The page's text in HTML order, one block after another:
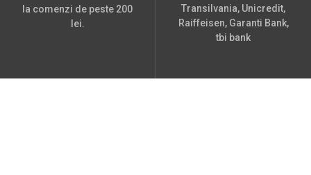
la comenzi de peste 200
lei.
Transilvania, Unicredit,
Raiffeisen, Garanti Bank,
tbi bank